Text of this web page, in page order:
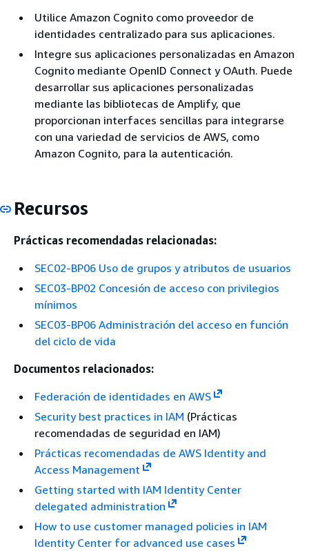
Utilice Amazon Cognito como proveedor de
identidades centralizado para sus aplicaciones.
Integre sus aplicaciones personalizadas en Amazon
Cognito mediante OpenID Connect y OAuth. Puede
desarrollar sus aplicaciones personalizadas
mediante las bibliotecas de Amplify, que
proporcionan interfaces sencillas para integrarse
con una variedad de servicios de AWS, como
Amazon Cognito, para la autenticación.
Recursos
Prácticas recomendadas relacionadas:
SEC02-BP06 Uso de grupos y atributos de usuarios
SEC03-BP02 Concesión de acceso con privilegios
mínimos
SEC03-BP06 Administración del acceso en función
del ciclo de vida
Documentos relacionados:
Federación de identidades en AWS
Security best practices in IAM (Prácticas
recomendadas de seguridad en IAM)
Prácticas recomendadas de AWS Identity and
Access Management
Getting started with IAM Identity Center
delegated administration
How to use customer managed policies in IAM
Identity Center for advanced use cases